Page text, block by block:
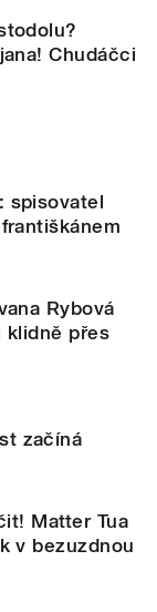
Chudáčci
spisovatel
Rybová
klidně přes
začíná
Matter Tua
v bezuzdnou